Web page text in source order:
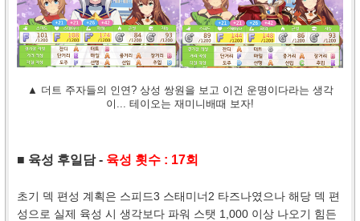
▲ 더트 주자들의 인연? 상성 쌍원을 보고 이건 운명이다라는 생각
이... 테이오는 재미니배때 보자!
■ 육성 후일담 - 육성 횟수 : 17회
초기 덱 편성 계획은 스피드3 스태미너2 타즈나였으나 해당 덱 편
성으로 실제 육성 시 생각보다 파워 스탯 1,000 이상 나오기 힘든